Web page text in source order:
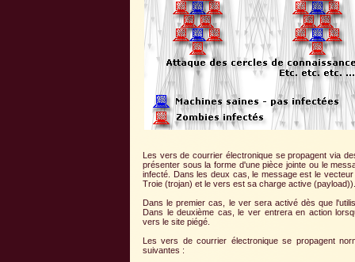
Les vers de courrier électronique se propagent via
présenter sous la forme d'une pièce jointe ou le
infecté. Dans les deux cas, le message est le
Troie (trojan) et le vers est sa charge active (payload)).
Dans le premier cas, le ver sera activé dès que
Dans le deuxième cas, le ver entrera en action
vers le site piégé.
Les vers de courrier électronique se propagent
suivantes :